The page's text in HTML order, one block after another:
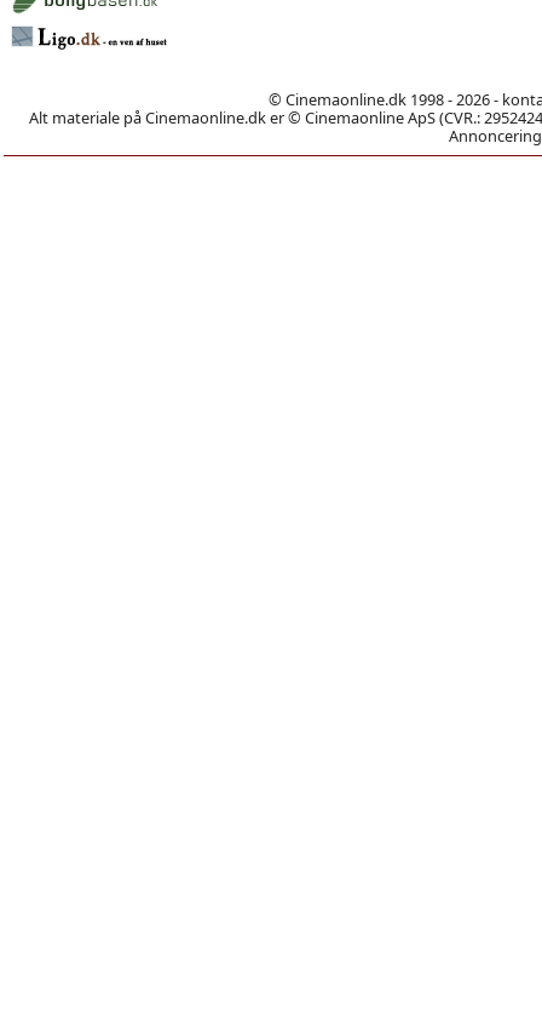
© Cinemaonline.dk 1998 - 2026 -
Alt materiale på Cinemaonline.dk er © Cinemaonline ApS (CVR.: